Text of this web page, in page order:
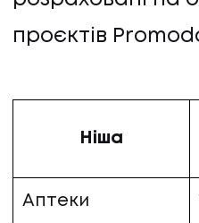
проєктів
Ніша
Аптеки
ПРО